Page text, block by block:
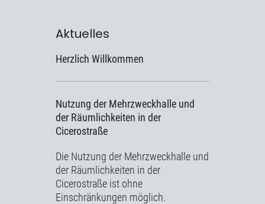
Aktuelles
Herzlich Willkommen
Nutzung der Mehrzweckhalle und
der Räumlichkeiten in der
Cicerostraße
Die Nutzung der Mehrzweckhalle und
der Räumlichkeiten in der
Cicerostraße ist ohne
Einschränkungen möglich.